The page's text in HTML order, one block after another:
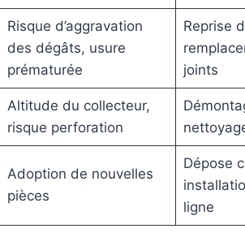
Risque d’aggravation
des dégâts, usure
prématurée
Reprise
joints
Altitude du collecteur,
risque perforation
Adoption de nouvelles
pièces
Dépose
ligne